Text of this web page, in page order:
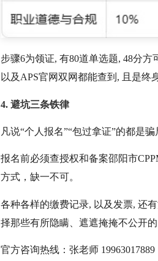
步骤6为领证, 有80道单选题, 48分
以及APS官网双网都能查到, 且是终
4. 避坑三条铁律
凡说“个人报名”“包过拿证”的都是骗
报名前必须查授权和备案邵阳市
方式，缺一不可。
各种各样的缴费记录, 以及发票, 还
择那些有所隐瞒、遮遮掩掩不公开的
官方咨询热线：张老师 19963017889